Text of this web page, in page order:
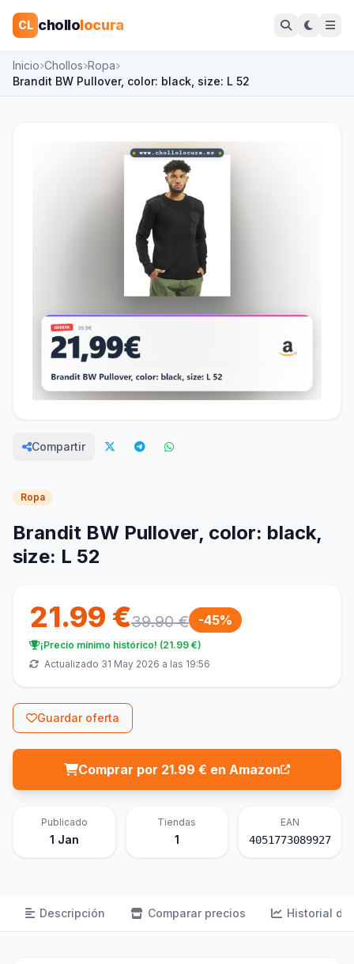
CL chollolocura
Inicio Chollos Ropa
Brandit BW Pullover, color: black, size: L 52
Compartir
Ropa
Brandit BW Pullover, color: black,
size: L 52
21.99 €39.90 € -45%
¡Precio mínimo histórico! (21.99 €)
Actualizado 31 May 2026 a las 19:56
Guardar oferta
Comprar por 21.99 € en Amazon
Publicado
1 Jan
Tiendas
1
EAN
4051773089927
Descripción Comparar precios Historial de